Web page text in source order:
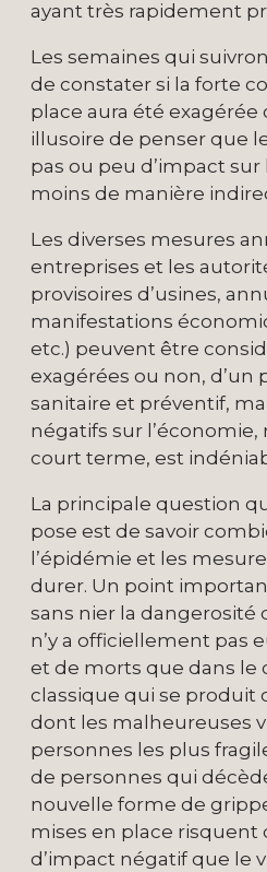
ayant très rapidement
Les semaines qui
de constater si la forte
place aura été exagérée
illusoire de penser que
pas ou peu d’impact sur
moins de manière
Les diverses mesures
entreprises et les
provisoires d’usines,
manifestations
etc.) peuvent être
exagérées ou non, d’un
sanitaire et préventif,
négatifs sur l’économie,
court terme, est
La principale question
pose est de savoir
l’épidémie et les
durer. Un point
sans nier la dangerosité
n’y a officiellement pas
et de morts que dans le
classique qui se produit
dont les malheureuses
personnes les plus
de personnes qui
nouvelle forme de
mises en place risquent
d’impact négatif que le